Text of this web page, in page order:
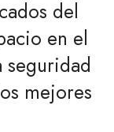
del
en el
seguridad
mejores